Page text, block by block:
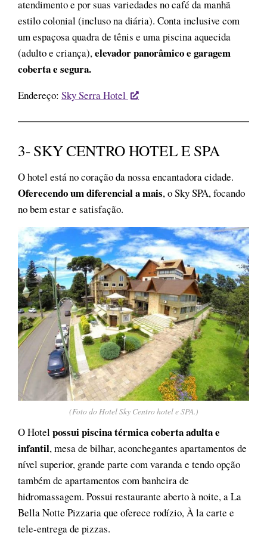
atendimento e por suas variedades no café da manhã
estilo colonial (incluso na diária). Conta inclusive com
um espaçosa quadra de tênis e uma piscina aquecida
(adulto e criança),elevador panorâmico e garagem
coberta e segura.
Endereço: Sky Serra Hotel
3- SKY CENTRO HOTEL E SPA
O hotel está no coração da nossa encantadora cidade.
Oferecendo um diferencial a mais, o Sky SPA, focando
no bem estar e satisfação.
(Foto do Hotel Sky Centro hotel e SPA.)
O Hotel possui piscina térmica coberta adulta e
infantil, mesa de bilhar, aconchegantes apartamentos de
nível superior, grande parte com varanda e tendo opção
também de apartamentos com banheira de
hidromassagem. Possui restaurante aberto à noite, a La
Bella Notte Pizzaria que oferece rodízio, À la carte e
tele-entrega de pizzas.